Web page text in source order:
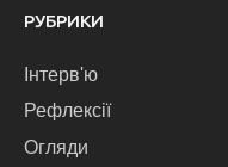
РУБРИКИ
Інтерв'ю
Рефлексії
Огляди